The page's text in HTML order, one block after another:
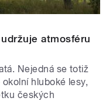
atmosféru
Nejedná se totiž
hluboké lesy,
českých